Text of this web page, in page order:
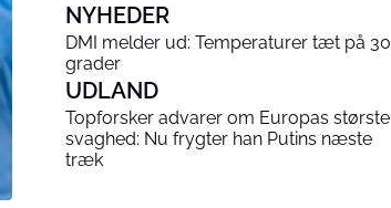
NYHEDER
DMI melder ud: Temperaturer tæt på 30
grader
UDLAND
Topforsker advarer om Europas største
svaghed: Nu frygter han Putins næste
træk